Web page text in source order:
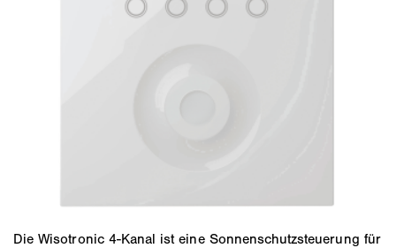
Die Wisotronic 4-Kanal ist eine Sonnenschutzsteuerung für